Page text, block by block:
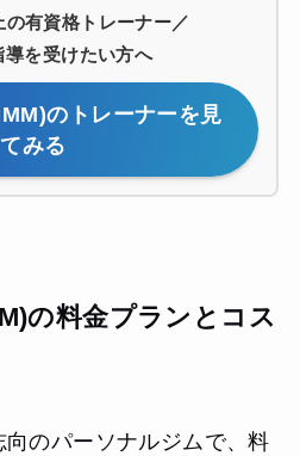
の有資格トレーナー／
導を受けたい方へ
のトレーナーを見
てみる
の料金プランとコス
向のパーソナルジムで、料